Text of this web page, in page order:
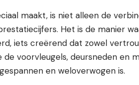
maakt, is niet alleen de
Het is de manier
iets creërend dat zowel
de voorvleugels, deursneden en
en weloverwogen is.